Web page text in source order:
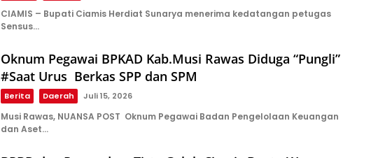
CIAMIS – Bupati Ciamis Herdiat Sunarya menerima kedatangan petugas
Sensus…
Oknum Pegawai BPKAD Kab.Musi Rawas Diduga “Pungli”
#Saat Urus Berkas SPP dan SPM
Berita Daerah Juli 15, 2026
Musi Rawas, NUANSA POST Oknum Pegawai Badan Pengelolaan Keuangan
dan Aset…